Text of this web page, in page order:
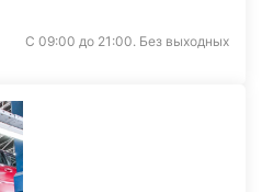
С 09:00 до 21:00. Без выходных